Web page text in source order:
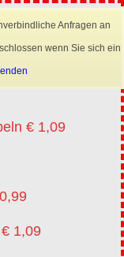
Anfragen an
wenn Sie sich ein
€
oder Streifen
€ 1,09
1,09
×